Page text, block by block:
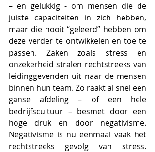
– en gelukkig - om mensen die de
juiste capaciteiten in zich hebben,
maar die nooit “geleerd” hebben om
deze verder te ontwikkelen en toe te
passen. Zaken zoals stress en
onzekerheid stralen rechtstreeks van
leidinggevenden uit naar de mensen
binnen hun team. Zo raakt al snel een
ganse afdeling – of een hele
bedrijfscultuur – besmet door een
hoge druk en door negativisme.
Negativisme is nu eenmaal vaak het
rechtstreeks gevolg van stress.